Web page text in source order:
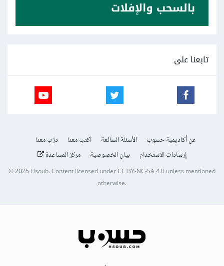
تابعنا على
عن أكاديمية حسوب الأسئلة الشائعة اكتب معنا
درّب معنا
إرشادات الاستخدام
بيان الخصوصية مركز المساعدة
© 2025Hsoub.Content licensed underCC BY-NC-SA 4.0unless mentioned
otherwise.